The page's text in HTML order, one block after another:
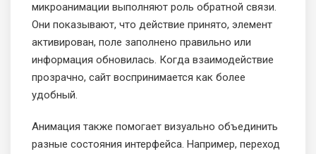
микроанимации выполняют роль обратной связи.
Они показывают, что действие принято, элемент
активирован, поле заполнено правильно или
информация обновилась. Когда взаимодействие
прозрачно, сайт воспринимается как более
удобный.
Анимация также помогает визуально объединить
разные состояния интерфейса. Например, переход